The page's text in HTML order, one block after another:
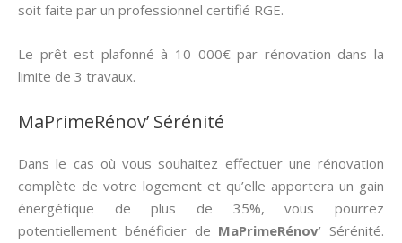
soit faite par un professionnel certifié RGE.
Le prêt est plafonné à 10 000€ par rénovation dans la
limite de 3 travaux.
MaPrimeRénov’ Sérénité
Dans le cas où vous souhaitez effectuer une rénovation
complète de votre logement et qu’elle apportera un gain
énergétique de plus de 35%, vous pourrez
potentiellement bénéficier de MaPrimeRénov’ Sérénité.